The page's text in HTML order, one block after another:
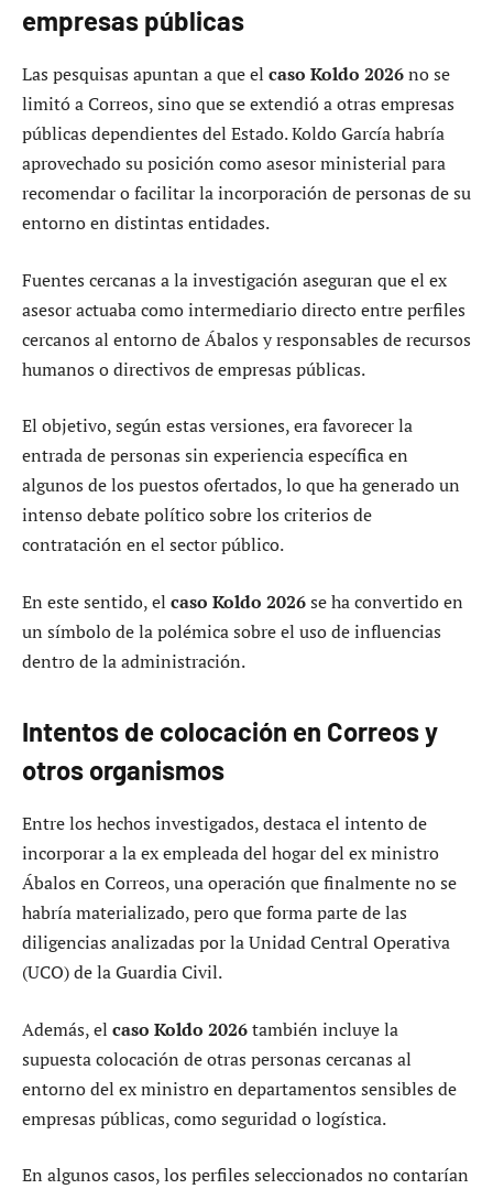
empresas públicas
Las pesquisas apuntan a que el caso Koldo 2026no se
limitó a Correos, sino que se extendió a otras empresas
públicas dependientes del Estado. Koldo García habría
aprovechado su posición como asesor ministerial para
recomendar o facilitar la incorporación de personas de su
entorno en distintas entidades.
Fuentes cercanas a la investigación aseguran que el ex
asesor actuaba como intermediario directo entre perfiles
cercanos al entorno de Ábalos y responsables de recursos
humanos o directivos de empresas públicas.
El objetivo, según estas versiones, era favorecer la
entrada de personas sin experiencia específica en
algunos de los puestos ofertados, lo que ha generado un
intenso debate político sobre los criterios de
contratación en el sector público.
En este sentido, el caso Koldo 2026se ha convertido en
un símbolo de la polémica sobre el uso de influencias
dentro de la administración.
Intentos de colocación en Correos y
otros organismos
Entre los hechos investigados, destaca el intento de
incorporar a la ex empleada del hogar del ex ministro
Ábalos en Correos, una operación que finalmente no se
habría materializado, pero que forma parte de las
diligencias analizadas por la Unidad Central Operativa
(UCO) de la Guardia Civil.
Además, el caso Koldo 2026también incluye la
supuesta colocación de otras personas cercanas al
entorno del ex ministro en departamentos sensibles de
empresas públicas, como seguridad o logística.
En algunos casos, los perfiles seleccionados no contarían